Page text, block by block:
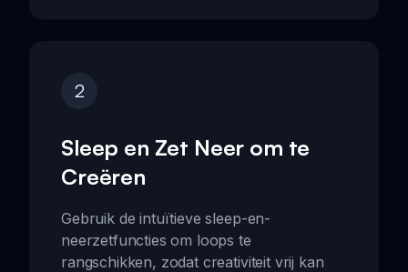
2
Sleep en Zet Neer om te
Creëren
Gebruik de intuïtieve sleep-en-
neerzetfuncties om loops te
rangschikken, zodat creativiteit vrij kan